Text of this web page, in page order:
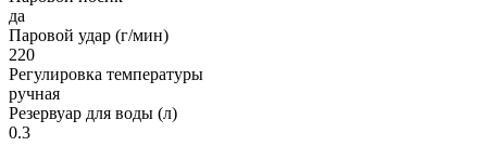
да
Паровой удар (г/мин)
220
Регулировка температуры
ручная
Резервуар для воды (л)
0.3